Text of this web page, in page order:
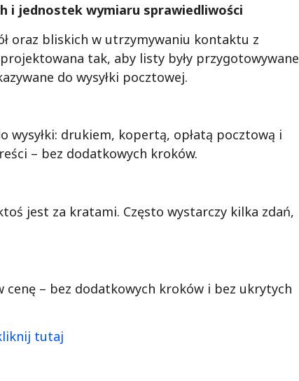
i jednostek wymiaru sprawiedliwości
oraz bliskich w utrzymywaniu kontaktu z
tak, aby listy były przygotowywane
do wysyłki pocztowej.
drukiem, kopertą, opłatą pocztową i
– bez dodatkowych kroków.
jest za kratami. Często wystarczy kilka zdań,
– bez dodatkowych kroków i bez ukrytych
tutaj